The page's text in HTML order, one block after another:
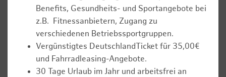
Benefits, Gesundheits- und Sportangebote bei
z.B. Fitnessanbietern, Zugang zu
verschiedenen Betriebssportgruppen.
Vergünstigtes DeutschlandTicket für 35,00€
und Fahrradleasing-Angebote.
30 Tage Urlaub im Jahr und arbeitsfrei an